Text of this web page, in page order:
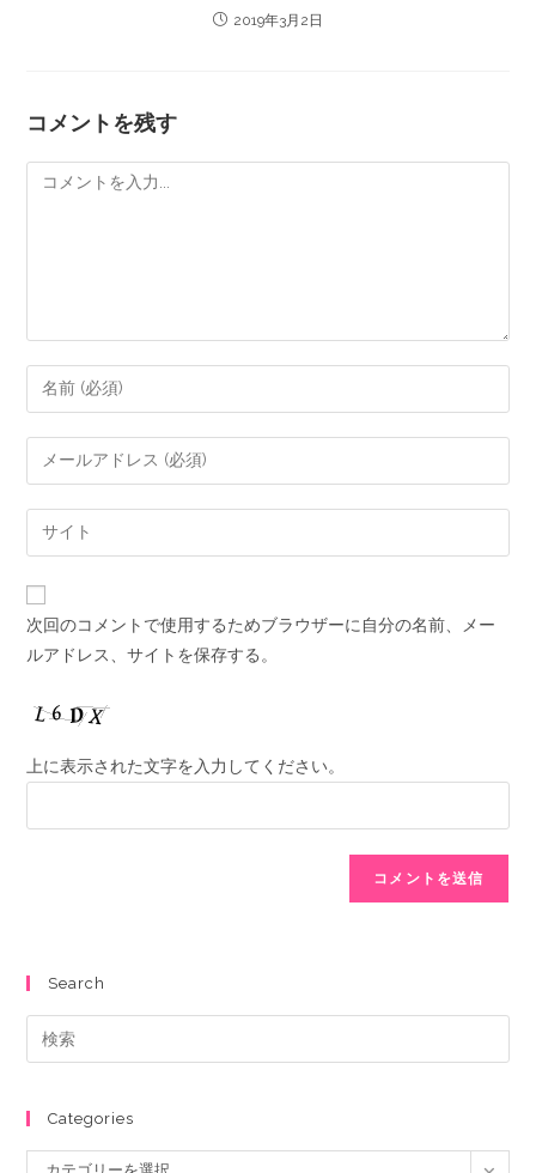
2019年3月2日
コメントを残す
次回のコメントで使用するためブラウザーに自分の名前、メー
ルアドレス、サイトを保存する。
上に表示された文字を入力してください。
Search
Categories